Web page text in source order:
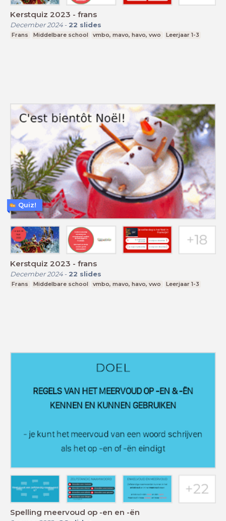
Kerstquiz 2023 - frans
December 2024- 22 slides
Frans Middelbare school vmbo, mavo, havo, vwo Leerjaar 1-3
Kerstquiz 2023 - frans
December 2024- 22 slides
Frans Middelbare school vmbo, mavo, havo, vwo Leerjaar 1-3
Quiz!
Spelling meervoud op -en en -ën